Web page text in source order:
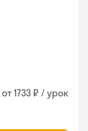
от 1733 ₽ / урок